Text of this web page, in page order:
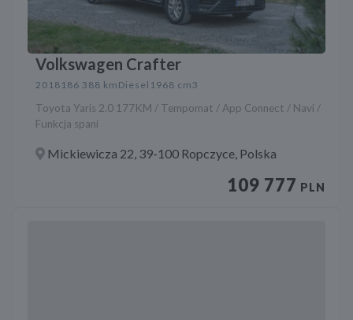
Volkswagen Crafter
2018 186 388 km Diesel 1968 cm3
Toyota Yaris 2.0 177KM / Tempomat / App Connect / Navi /
Funkcja spani
Mickiewicza 22, 39-100 Ropczyce, Polska
109 777 PLN